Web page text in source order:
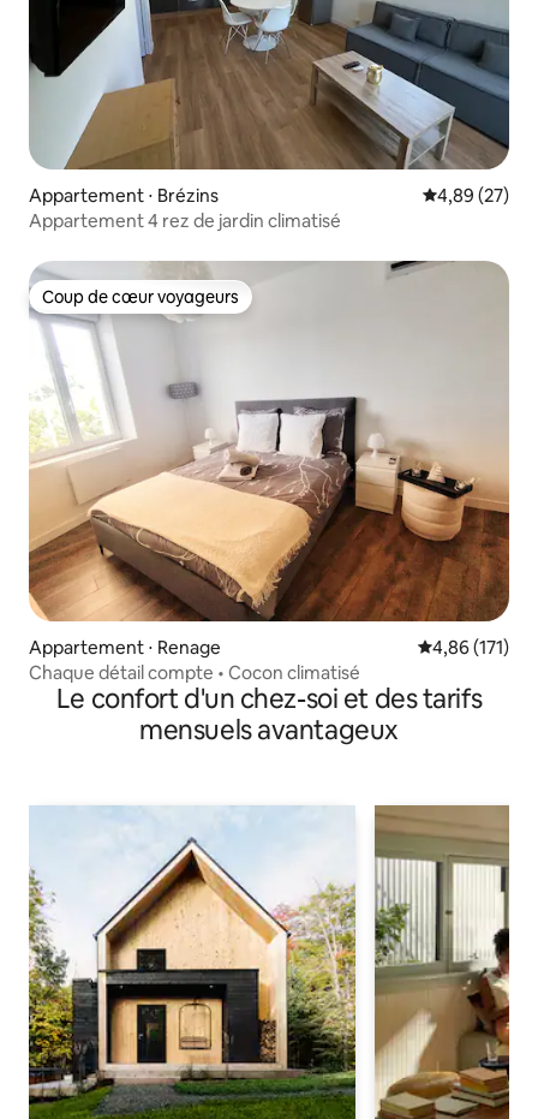
Appartement ⋅ Brézins Évaluation
4,89 (27)
Appartement 4 rez de jardin climatisé
Coup de cœur voyageurs
Coup de cœur voyageurs
Appartement ⋅ Renage Évaluation
4,86 (171)
Chaque détail compte • Cocon climatisé
Le confort d'un chez-soi et des tarifs
mensuels avantageux